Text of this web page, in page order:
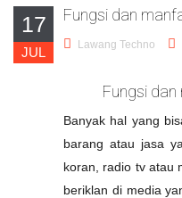
17
JUL
Fungsi dan
Lawang Techno
Fungsi
Banyak hal yang
barang atau jasa
koran, radio tv atau
beriklan di media